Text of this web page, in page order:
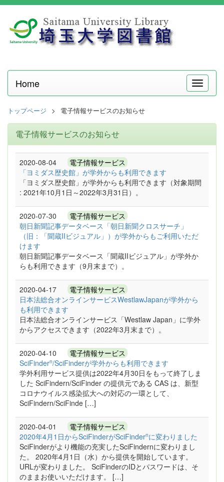
メ
ニ
Home
トップページ 電子情報サービスのお知らせ
電子情報サービスのお知らせ
2020-08-04 電子情報サービス
「ヨミダス歴史館」が学外からも利用できます
「ヨミダス歴史館」が学外からも利用できます（対象期間
: 2021年10月1日～2022年3月31日）。
2020-07-30 電子情報サービス
朝日新聞記事データベース「朝日新聞クロスサーチ」
（旧：「聞蔵IIビジュアル」）が学外からもご利用いただ
けます
朝日新聞記事データベース「聞蔵IIビジュアル」が学外か
らも利用できます（9月末まで）。
2020-04-17 電子情報サービス
日本法総合オンラインサービスWestlawJapanが学外から
も利用できます
日本法総合オンラインサービス「Westlaw Japan」に学外
からアクセスできます（2022年3月末まで）。
2020-04-10 電子情報サービス
SciFindern/SciFinderが学外からも利用できます
学外利用サービス提供は2022年4月30日をもって終了しま
した SciFindern/SciFinder の提供元である CAS は、新型
コロナウイルス感染拡大への対応の一環として、
SciFindern/SciFinde […]
2020-04-01 電子情報サービス
2020年4月1日からSciFinderがSciFindernに変わりました
SciFinderがより機能の充実したSciFindernに変わりまし
た。 2020年4月1日（水）から提供を開始しています。
URLが変わりました。 SciFinderのIDとパスワードは、そ
のままお使いいただけます。 […]